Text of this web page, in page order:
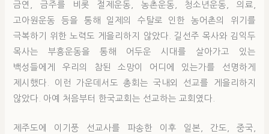
금연, 금주를 비롯 절제운동, 농촌운동, 청소년운동, 의료,
고아원운동 등을 통해 일제의 수탈로 인한 농어촌의 위기를
극복하기 위한 노력도 게을리하지 않았다. 길선주 목사와 김익두
목사는 부흥운동을 통해 어두운 시대를 살아가고 있는
백성들에게 우리의 참된 소망이 어디에 있는가를 선명하게
제시했다. 이런 가운데서도 총회는 국내외 선교를 게을리하지
않았다. 아예 처음부터 한국교회는 선교하는 교회였다.
제주도에 이기풍 선교사를 파송한 이후 일본, 간도, 중국,